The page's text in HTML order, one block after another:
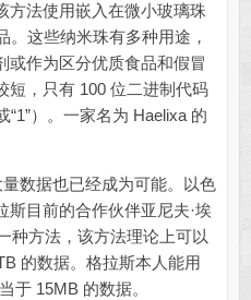
方法使用嵌入在微小玻璃珠
。这些纳米珠有多种用途，
或作为区分优质食品和假冒
短，只有 100 位二进制代码
“1”）。一家名为 Haelixa 的
数据也已经成为可能。以色
目前的合作伙伴亚尼夫·埃
种方法，该方法理论上可以
的数据。格拉斯本人能用
于 15MB 的数据。